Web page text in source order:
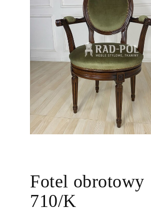
Fotel obrotowy
710/K